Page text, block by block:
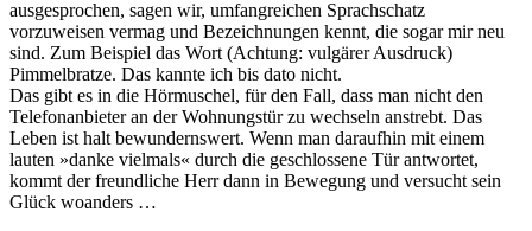
ausgesprochen, sagen wir, umfangreichen Sprachschatz
vorzuweisen vermag und Bezeichnungen kennt, die sogar mir neu
sind. Zum Beispiel das Wort (Achtung: vulgärer Ausdruck)
Pimmelbratze. Das kannte ich bis dato nicht.
Das gibt es in die Hörmuschel, für den Fall, dass man nicht den
Telefonanbieter an der Wohnungstür zu wechseln anstrebt. Das
Leben ist halt bewundernswert. Wenn man daraufhin mit einem
lauten »danke vielmals« durch die geschlossene Tür antwortet,
kommt der freundliche Herr dann in Bewegung und versucht sein
Glück woanders …